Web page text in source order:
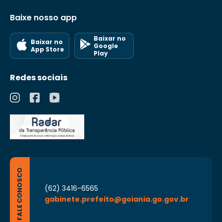
Baixe nosso app
Baixar no
App Store
Baixar no
Google
Play
Redes sociais
FALE CONOSCO
(62) 3416-6565
gabinete.prefeito@goiania.go.gov.br